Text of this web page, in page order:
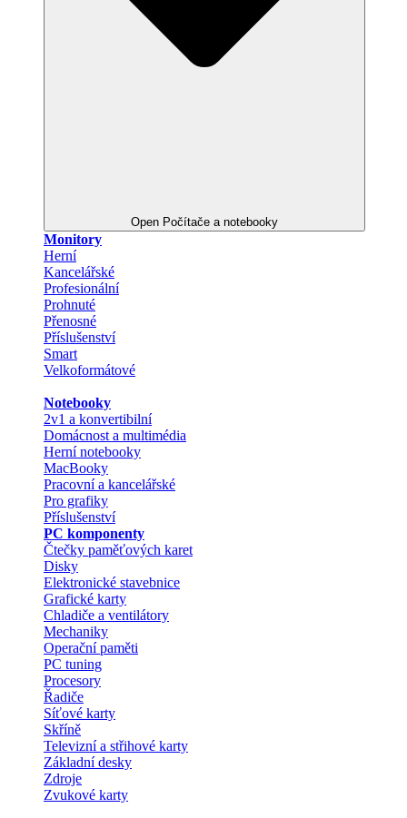
Open Počítače a notebooky
Monitory
Herní
Kancelářské
Profesionální
Prohnuté
Přenosné
Příslušenství
Smart
Velkoformátové
Notebooky
2v1 a konvertibilní
Domácnost a multimédia
Herní notebooky
MacBooky
Pracovní a kancelářské
Pro grafiky
Příslušenství
PC komponenty
Čtečky paměťových karet
Disky
Elektronické stavebnice
Grafické karty
Chladiče a ventilátory
Mechaniky
Operační paměti
PC tuning
Procesory
Řadiče
Síťové karty
Skříně
Televizní a střihové karty
Základní desky
Zdroje
Zvukové karty